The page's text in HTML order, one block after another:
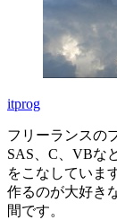
itprog
フリーランスの
SAS、C、VBな
をこなしていま
作るのが大好き
間です。